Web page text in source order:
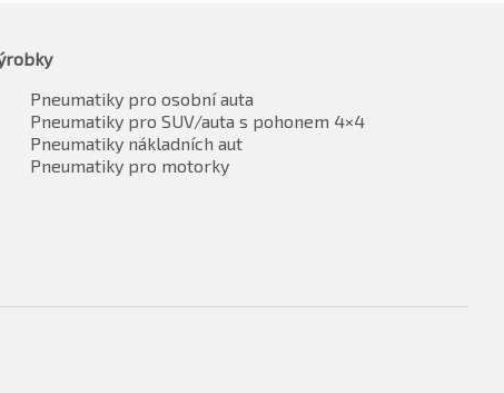
Pneumatiky pro osobní auta
Pneumatiky pro SUV/auta s pohonem 4×4
Pneumatiky nákladních aut
Pneumatiky pro motorky